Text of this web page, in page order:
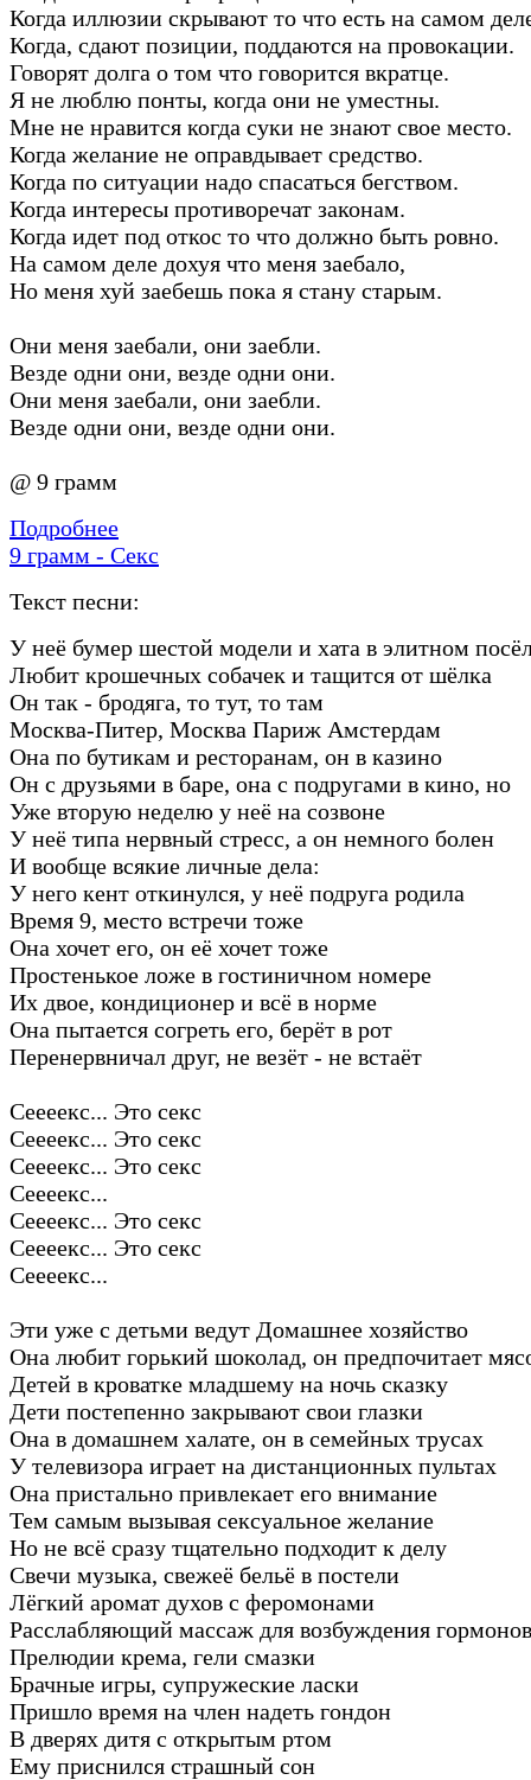
Когда иллюзии скрывают то что есть на самом
Когда, сдают позиции, поддаются на провокации.
Говорят долга о том что говорится вкратце.
Я не люблю понты, когда они не уместны.
Мне не нравится когда суки не знают свое место.
Когда желание не оправдывает средство.
Когда по ситуации надо спасаться бегством.
Когда интересы противоречат законам.
Когда идет под откос то что должно быть ровно.
На самом деле дохуя что меня заебало,
Но меня хуй заебешь пока я стану старым.
Они меня заебали, они заебли.
Везде одни они, везде одни они.
Они меня заебали, они заебли.
Везде одни они, везде одни они.
@ 9 грамм
Подробнее
9 грамм - Секс
Текст песни:
У неё бумер шестой модели и хата в элитном
Любит крошечных собачек и тащится от шёлка
Он так - бродяга, то тут, то там
Москва-Питер, Москва Париж Амстердам
Она по бутикам и ресторанам, он в казино
Он с друзьями в баре, она с подругами в кино, но
Уже вторую неделю у неё на созвоне
У неё типа нервный стресс, а он немного болен
И вообще всякие личные дела:
У него кент откинулся, у неё подруга родила
Время 9, место встречи тоже
Она хочет его, он её хочет тоже
Простенькое ложе в гостиничном номере
Их двое, кондиционер и всё в норме
Она пытается согреть его, берёт в рот
Перенервничал друг, не везёт - не встаёт
Сеееекс... Это секс
Сеееекс... Это секс
Сеееекс... Это секс
Сеееекс...
Сеееекс... Это секс
Сеееекс... Это секс
Сеееекс...
Эти уже с детьми ведут Домашнее хозяйство
Она любит горький шоколад, он предпочитает
Детей в кроватке младшему на ночь сказку
Дети постепенно закрывают свои глазки
Она в домашнем халате, он в семейных трусах
У телевизора играет на дистанционных пультах
Она пристально привлекает его внимание
Тем самым вызывая сексуальное желание
Но не всё сразу тщательно подходит к делу
Свечи музыка, свежеё бельё в постели
Лёгкий аромат духов с феромонами
Расслабляющий массаж для возбуждения гормонов
Прелюдии крема, гели смазки
Брачные игры, супружеские ласки
Пришло время на член надеть гондон
В дверях дитя с открытым ртом
Ему приснился страшный сон